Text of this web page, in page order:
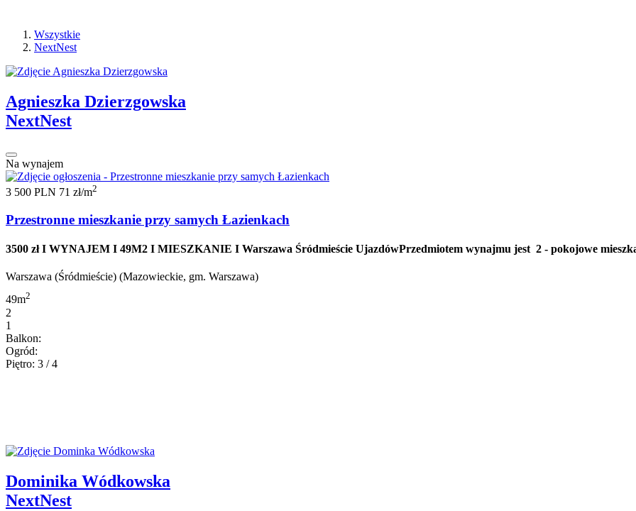
Wszystkie
NextNest
Agnieszka Dzierzgowska
NextNest
Na wynajem
3 500 PLN 71 zł/m2
Przestronne mieszkanie przy samych Łazienkach
3500 zł I WYNAJEM I 49M2 I MIESZKANIE I Warszawa Śródmieście UjazdówPrzedmiotem wynajmu jest 2 - pokojowe
Warszawa (Śródmieście) (Mazowieckie, gm. Warszawa)
49m2
2
1
Balkon:
Ogród:
Piętro: 3 / 4
Dominika Wódkowska
NextNest